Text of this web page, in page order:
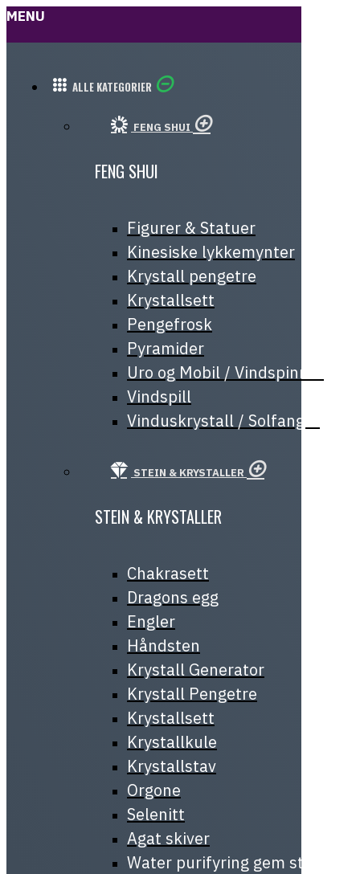
MENU
ALLE KATEGORIER
FENG SHUI
FENG SHUI
Figurer & Statuer
Kinesiske lykkemynter
Krystall pengetre
Krystallsett
Pengefrosk
Pyramider
Uro og Mobil / Vindspinner
Vindspill
Vinduskrystall / Solfanger
STEIN & KRYSTALLER
STEIN & KRYSTALLER
Chakrasett
Dragons egg
Engler
Håndsten
Krystall Generator
Krystall Pengetre
Krystallsett
Krystallkule
Krystallstav
Orgone
Selenitt
Agat skiver
Water purifyring gem stick